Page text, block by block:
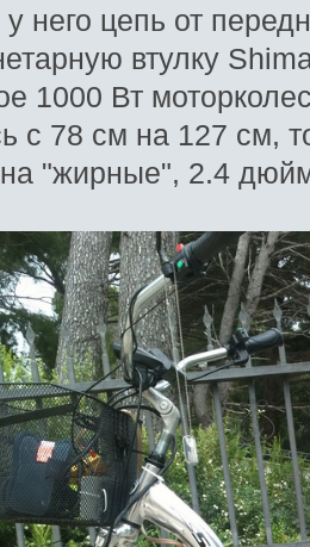
у него цепь от
втулку
1000 Вт
с 78 см на 127 см,
"жирные", 2.4